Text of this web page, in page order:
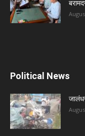
Political News